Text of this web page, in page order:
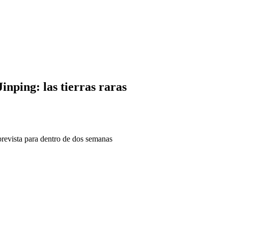
las tierras raras
para dentro de dos semanas